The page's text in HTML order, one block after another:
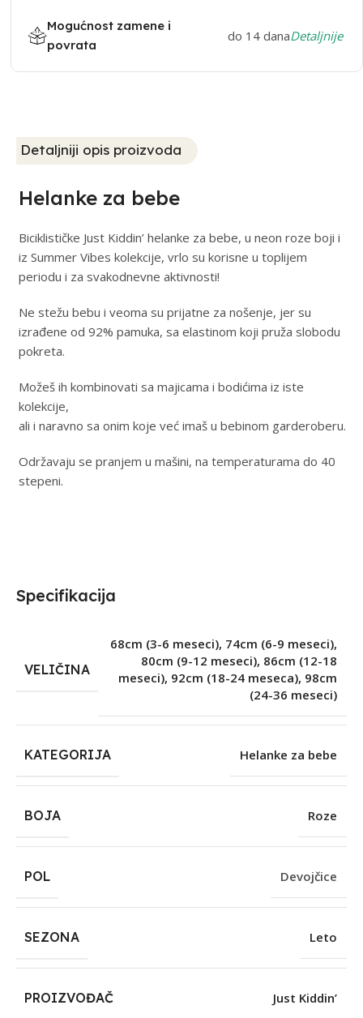
Mogućnost zamene i
povrata
do 14 danaDetaljnije
Detaljniji opis proizvoda
Helanke za bebe
Biciklističke Just Kiddin’ helanke za bebe, u neon roze boji i
iz Summer Vibes kolekcije, vrlo su korisne u toplijem
periodu i za svakodnevne aktivnosti!
Ne stežu bebu i veoma su prijatne za nošenje, jer su
izrađene od 92% pamuka, sa elastinom koji pruža slobodu
pokreta.
Možeš ih kombinovati sa majicama i bodićima iz iste
kolekcije,
ali i naravno sa onim koje već imaš u bebinom garderoberu.
Održavaju se pranjem u mašini, na temperaturama do 40
stepeni.
Specifikacija
VELIČINA
68cm (3-6 meseci), 74cm (6-9 meseci),
80cm (9-12 meseci), 86cm (12-18
meseci), 92cm (18-24 meseca), 98cm
(24-36 meseci)
KATEGORIJA Helanke za bebe
BOJA Roze
POL Devojčice
SEZONA Leto
PROIZVOĐAČ Just Kiddin’